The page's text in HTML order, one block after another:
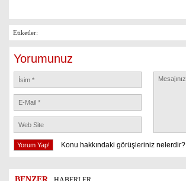
Etiketler:
Yorumunuz
Konu hakkındaki görüşleriniz nelerdir?